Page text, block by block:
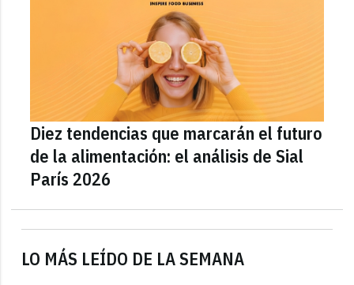
LO MÁS LEÍDO DE LA SEMANA
Diez tendencias que marcarán el futuro
de la alimentación: el análisis de Sial
París 2026